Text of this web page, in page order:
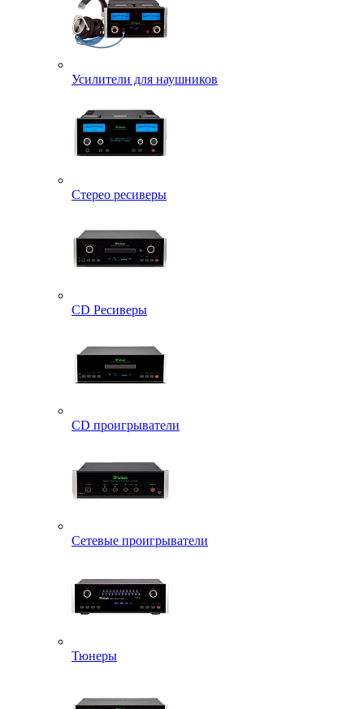
Усилители для наушников
Стерео ресиверы
CD Ресиверы
CD проигрыватели
Сетевые проигрыватели
Тюнеры